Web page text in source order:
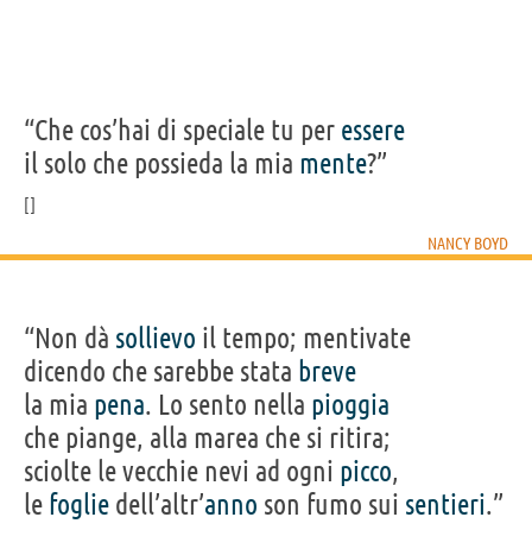
“Che cos’hai di speciale tu per essere
il solo che possieda la mia mente?”
NANCY BOYD
“Non dà sollievo il tempo; mentivate
dicendo che sarebbe stata breve
la mia pena. Lo sento nella pioggia
che piange, alla marea che si ritira;
sciolte le vecchie nevi ad ogni picco,
le foglie dell’altr’anno son fumo sui sentieri.”